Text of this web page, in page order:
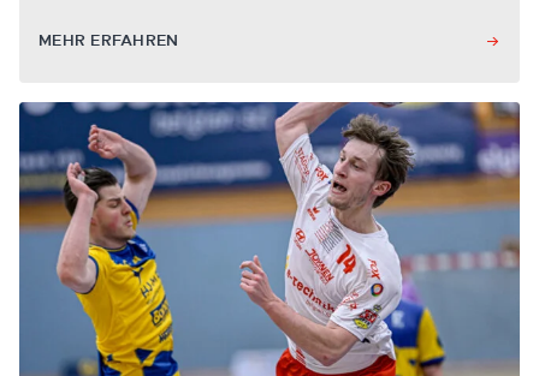
MEHR ERFAHREN